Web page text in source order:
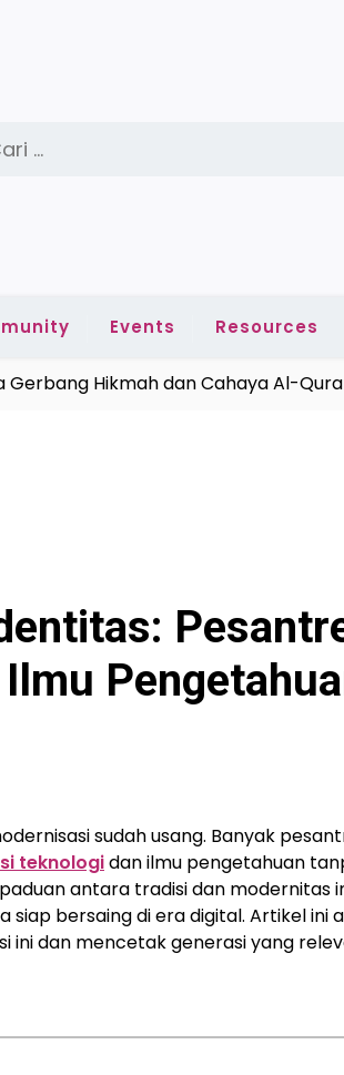
Events Resources
Hikmah dan Cahaya Al-Quran |
sudah usang. Banyak
teknologidan ilmu pengetahuan
antara tradisi dan modernitas
siap bersaing di era digital. Artikel ini
ini dan mencetak generasi yang